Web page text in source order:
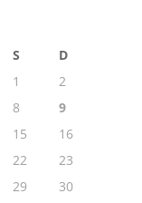
S
D
1
2
8
9
15
16
22
23
29
30